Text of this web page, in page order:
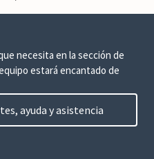
necesita en la sección de
estará encantado de
ayuda y asistencia